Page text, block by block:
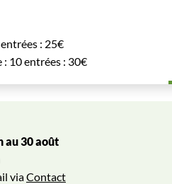
: 25€
10 entrées : 30€
au 30 août
viaContact